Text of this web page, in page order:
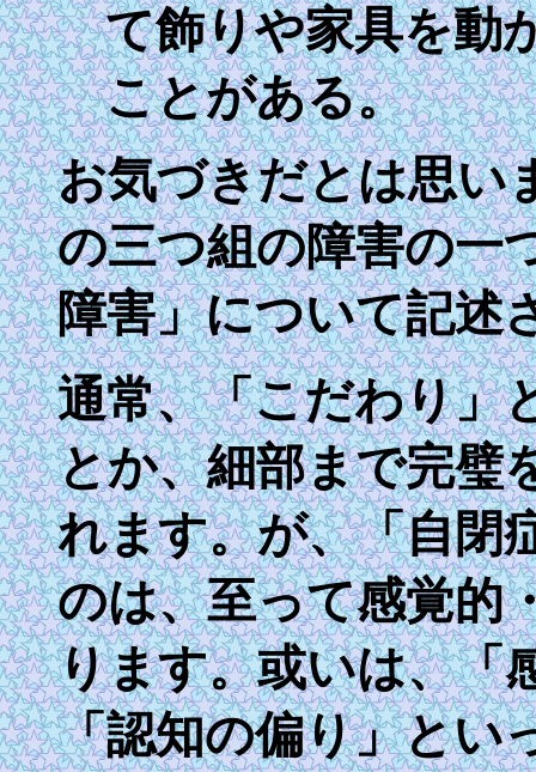
て飾りや家具を動
ことがある。
お気づきだとは思い
の三つ組の障害の一
障害」について記述
通常、「こだわり」
とか、細部まで完璧
れます。が、「自閉
のは、至って感覚的
ります。或いは、「
「認知の偏り」とい